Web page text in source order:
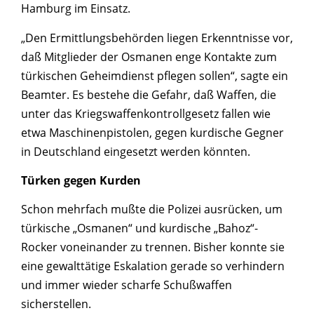
Hamburg im Einsatz.
„Den Ermittlungsbehörden liegen Erkenntnisse vor,
daß Mitglieder der Osmanen enge Kontakte zum
türkischen Geheimdienst pflegen sollen“, sagte ein
Beamter. Es bestehe die Gefahr, daß Waffen, die
unter das Kriegswaffenkontrollgesetz fallen wie
etwa Maschinenpistolen, gegen kurdische Gegner
in Deutschland eingesetzt werden könnten.
Türken gegen Kurden
Schon mehrfach mußte die Polizei ausrücken, um
türkische „Osmanen“ und kurdische „Bahoz“-
Rocker voneinander zu trennen. Bisher konnte sie
eine gewalttätige Eskalation gerade so verhindern
und immer wieder scharfe Schußwaffen
sicherstellen.